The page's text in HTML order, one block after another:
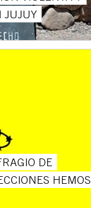
JUJUY
DE
HEMOS